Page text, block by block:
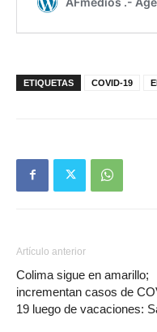
ETIQUETAS COVID-19
Artículo anterior
Colima sigue en amarillo;
incrementan casos de
19 luego de vacaciones: